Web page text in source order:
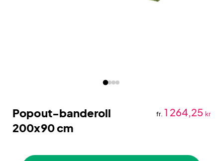
Popout-banderoll
200x90 cm
fr. 1 264,25 kr